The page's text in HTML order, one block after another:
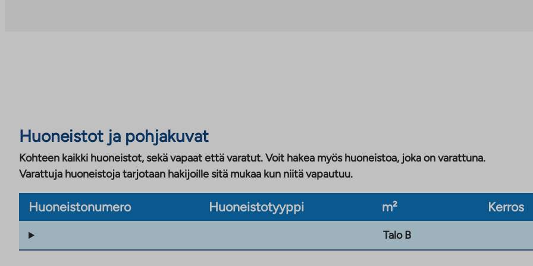
Huoneistot ja pohjakuvat
Kohteen kaikki huoneistot, sekä vapaat että varatut. Voit hakea myös huoneistoa, joka on varattuna.
Varattuja huoneistoja tarjotaan hakijoille sitä mukaa kun niitä vapautuu.
Huoneistonumero Huoneistotyyppi m² Kerros
Talo B